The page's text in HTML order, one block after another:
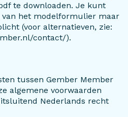
te downloaden. Je kunt
het modelformulier maar
(voor alternatieven, zie:
contact/).
tussen Gember Member
algemene voorwaarden
Nederlands recht